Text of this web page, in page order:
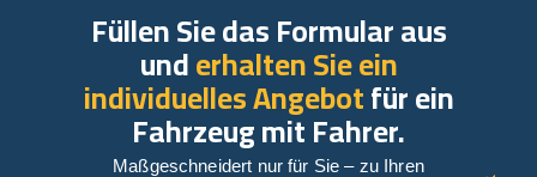
Füllen Sie das Formular aus
underhalten Sie ein
individuelles Angebotfür ein
Fahrzeug mit Fahrer.
Maßgeschneidert nur für Sie – zu Ihren